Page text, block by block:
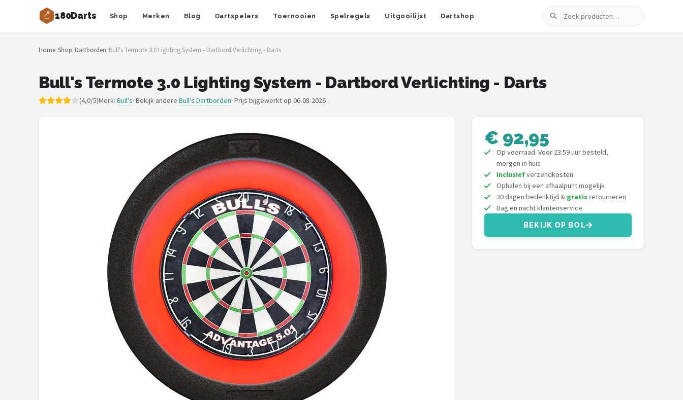
180Darts Shop Merken Blog Dartspelers Toernooien Spelregels Uitgooilijst Dartshop
Zoeken
Zoeken
NAVIGATIE
Merken
Home/Shop/Dartborden/Bull's Termote 3.0 Lighting System - Dartbord Verlichting - Darts
Bull's Termote 3.0 Lighting System - Dartbord Verlichting - Darts
(4,0/5)Merk: Bull's· Bekijk andere Bull's Dartborden· Prijs bijgewerkt op 06-08-2026
€ 92,95
Op voorraad. Voor 23:59 uur besteld,
morgen in huis
Inclusiefverzendkosten
Ophalen bij een afhaalpunt mogelijk
30 dagen bedenktijd & gratis retourneren
Dag en nacht klantenservice
BEKIJK OP BOL